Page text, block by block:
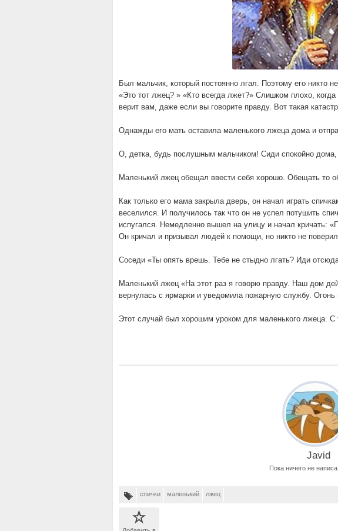
Был мальчик, который постоянно лгал. Поэтому его никто
«Это тот лжец? » «Кто всегда лжет?» Слишком плохо,
верит вам, даже если вы говорите правду. Вот такая
Однажды его мать оставила маленького лжеца дома и
О, детка, будь послушным мальчиком! Сиди спокойно
Маленький лжец обещал ввести себя хорошо. Обещать то
Как только его мама закрыла дверь, он начал играть
веселился. И получилось так что он не успел потушить
испугался. Немедленно вышел на улицу и начал кричать:
Он кричал и призывал людей к помощи, но никто не
Соседи «Ты опять врешь. Тебе не стыдно лгать? Иди
Маленький лжец «На этот раз я говорю правду. Наш дом
вернулась с ярмарки и уведомила пожарную службу.
Этот случай был хорошим уроком для маленького лжеца. С
Javid
Пока ничего не
спички маленький лжец